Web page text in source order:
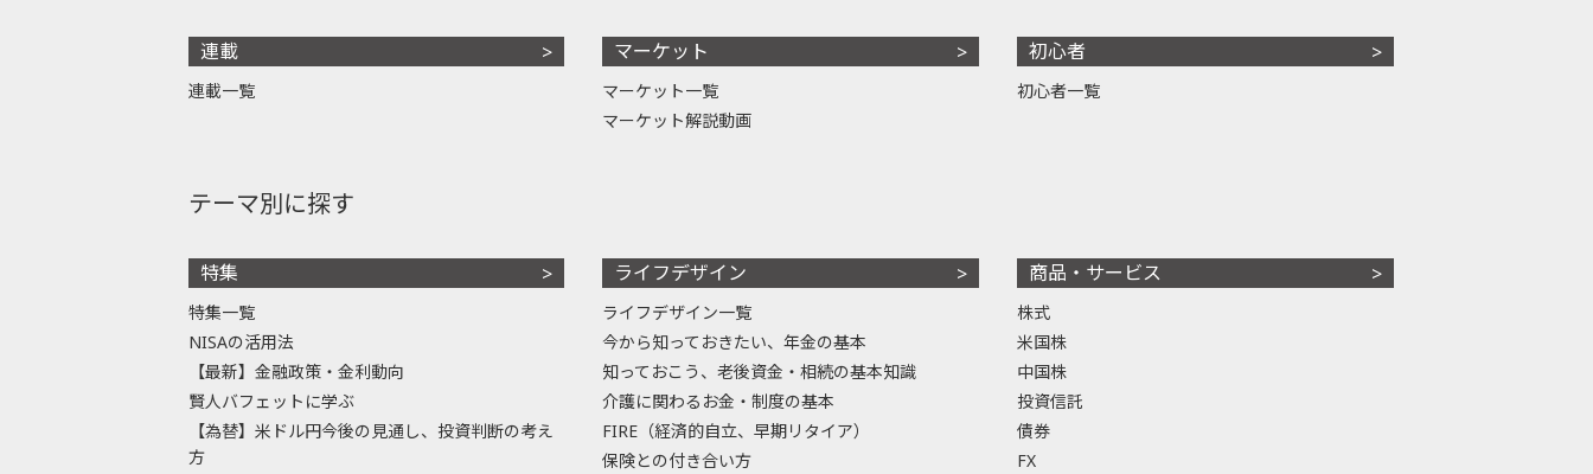
連載
連載一覧
マーケット
マーケット一覧
マーケット解説動画
初心者
初心者一覧
テーマ別に探す
特集
特集一覧
NISAの活用法
【最新】金融政策・金利動向
賢人バフェットに学ぶ
【為替】米ドル円今後の見通し、投資判断の考え
方
ライフデザイン
ライフデザイン一覧
今から知っておきたい、年金の基本
知っておこう、老後資金・相続の基本知識
介護に関わるお金・制度の基本
FIRE（経済的自立、早期リタイア）
保険との付き合い方
商品・サービス
株式
米国株
中国株
投資信託
債券
FX